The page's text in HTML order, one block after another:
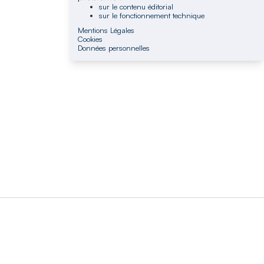
sur le contenu éditorial
sur le fonctionnement technique
Mentions Légales
Cookies
Données personnelles